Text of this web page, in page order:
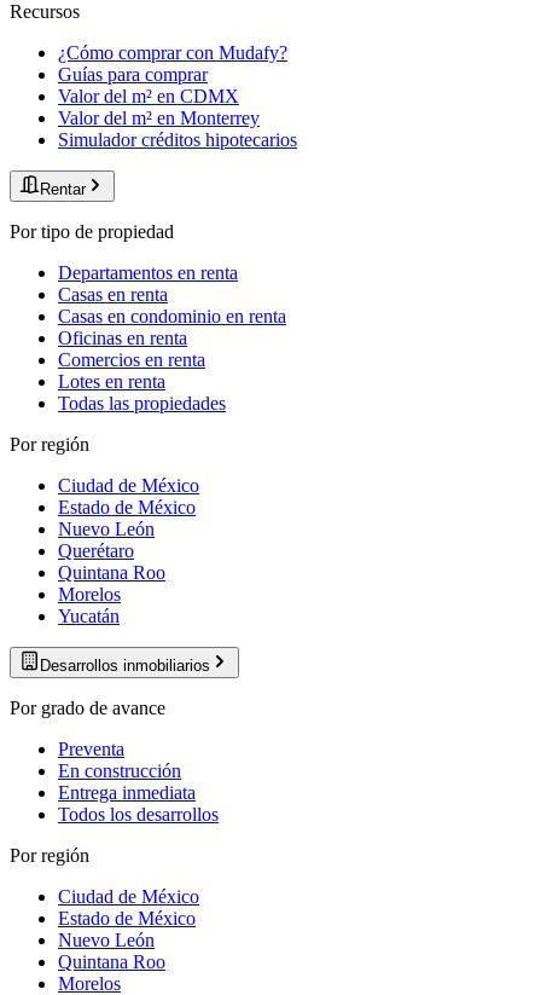
Recursos
¿Cómo comprar con Mudafy?
Guías para comprar
Valor del m² en CDMX
Valor del m² en Monterrey
Simulador créditos hipotecarios
Rentar
Por tipo de propiedad
Departamentos en renta
Casas en renta
Casas en condominio en renta
Oficinas en renta
Comercios en renta
Lotes en renta
Todas las propiedades
Por región
Ciudad de México
Estado de México
Nuevo León
Querétaro
Quintana Roo
Morelos
Yucatán
Desarrollos inmobiliarios
Por grado de avance
Preventa
En construcción
Entrega inmediata
Todos los desarrollos
Por región
Ciudad de México
Estado de México
Nuevo León
Quintana Roo
Morelos